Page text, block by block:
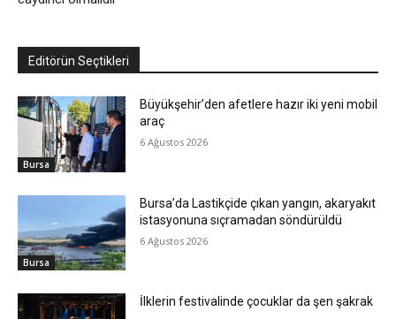
Editörün Seçtikleri
Bursa
Büyükşehir’den afetlere hazır iki yeni mobil
araç
6 Ağustos 2026
Bursa
Bursa’da Lastikçide çıkan yangın, akaryakıt
istasyonuna sıçramadan söndürüldü
6 Ağustos 2026
İlklerin festivalinde çocuklar da şen şakrak